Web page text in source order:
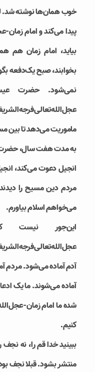
خوب همان‌ها نوشته شد.
پیدا می‌کند و امام
بیاید، امام زمان
بخوابند، صبح یک‌دفعه
نمی‌شود. حضرت
ماموریت می‌دهد تا بین
به مدت هفت سال، حضرت
انجیل دعوت می‌کند،
مردم دین مسیح را
می‌خواهم اسلام بیاورم.
این‌جور نیست
آدم‌ آماده می‌شود. مردم
آماده می‌شوند. ما یک
شده ما امام زمان-
کنیم.
ببینید خدا قم را، نه نجف
منتشر بشود. قبلا نجف